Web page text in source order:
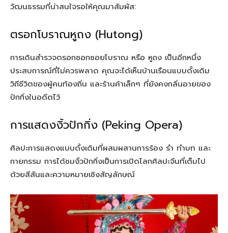
วัฒนธรรมที่น่าสนใจรอให้คุณมาสัมผัส:
ตรอกโบราณหูถง (Hutong)
การเดินสำรวจตรอกซอกซอยโบราณ หรือ หูถง เป็นอีกหนึ่ง
ประสบการณ์ที่ไม่ควรพลาด คุณจะได้เห็นบ้านเรือนแบบดั้งเดิม
วิถีชีวิตของผู้คนท้องถิ่น และร้านค้าเล็กๆ ที่ยังคงกลิ่นอายของ
ปักกิ่งในอดีตไว้
การแสดงงิ้วปักกิ่ง (Peking Opera)
ศิลปะการแสดงแบบดั้งเดิมที่ผสมผสานการร้อง รำ ทำบท และ
กายกรรม การได้ชมงิ้วปักกิ่งเป็นการเปิดโลกศิลปะจีนที่เต็มไป
ด้วยสีสันและความหมายเชิงสัญลักษณ์